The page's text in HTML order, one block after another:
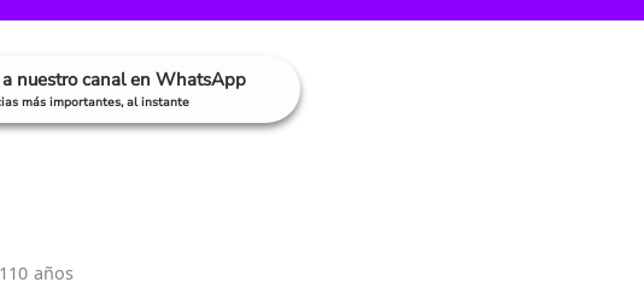
nuestro canal en WhatsApp
más importantes, al instante
años